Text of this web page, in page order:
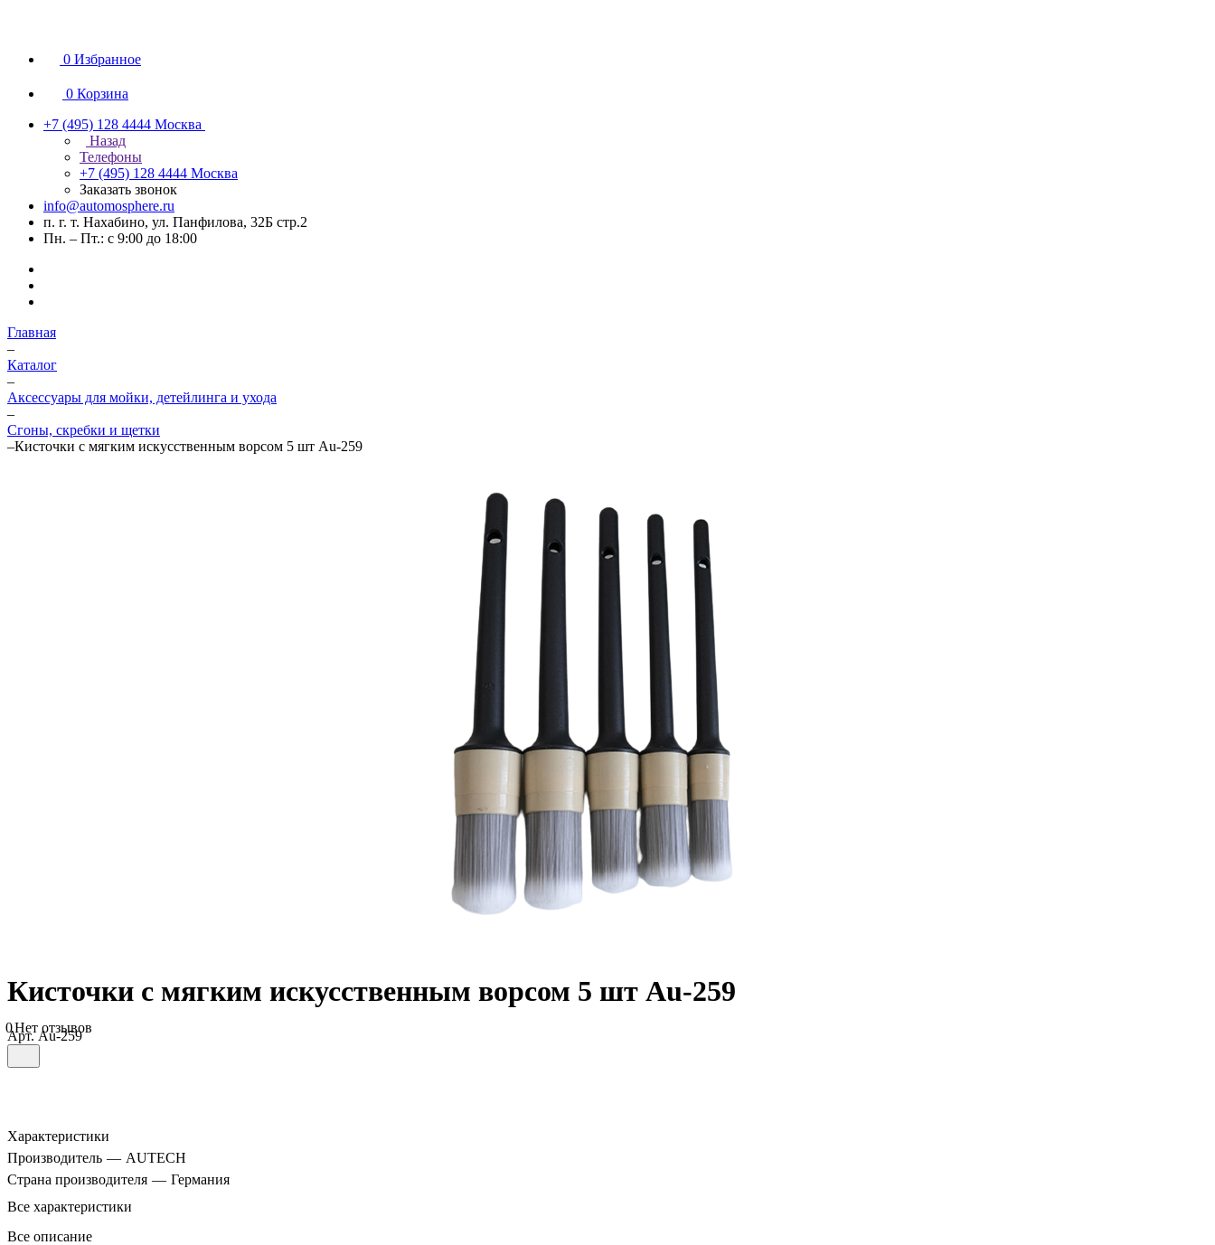
0 Избранное
0 Корзина
+7 (495) 128 4444 Москва
Назад
Телефоны
+7 (495) 128 4444 Москва
Заказать звонок
info@automosphere.ru
п. г. т. Нахабино, ул. Панфилова, 32Б стр.2
Пн. – Пт.: с 9:00 до 18:00
Главная
–
Каталог
–
Аксессуары для мойки, детейлинга и ухода
–
Сгоны, скребки и щетки
–Кисточки с мягким искусственным ворсом 5 шт Au-259
Кисточки с мягким искусственным ворсом 5 шт Au-259
0Нет отзывов
Арт.Au-259
Характеристики
Производитель — AUTECH
Страна производителя — Германия
Все характеристики
Все описание